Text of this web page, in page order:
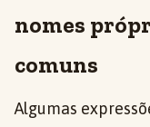
nomes
comuns
Algumas